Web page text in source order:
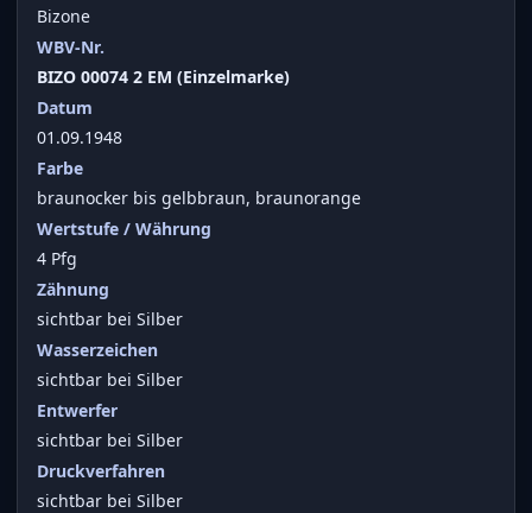
Bizone
WBV-Nr.
BIZO 00074 2 EM (Einzelmarke)
Datum
01.09.1948
Farbe
braunocker bis gelbbraun, braunorange
Wertstufe / Währung
4 Pfg
Zähnung
sichtbar bei Silber
Wasserzeichen
sichtbar bei Silber
Entwerfer
sichtbar bei Silber
Druckverfahren
sichtbar bei Silber